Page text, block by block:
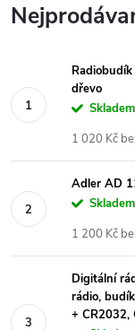
dřevo
Skladem
1 020 Kč
Adler AD
Skladem
1 200 Kč
Digitální
rádio,
+ CR2032,